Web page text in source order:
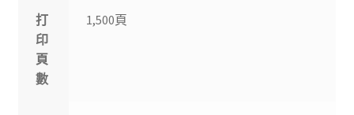
打
印
頁
數
1,500頁